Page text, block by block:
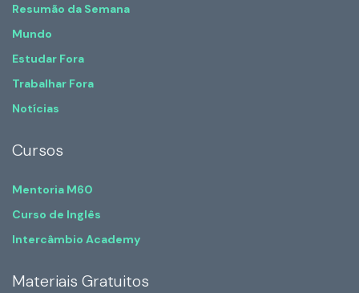
Resumão da Semana
Mundo
Estudar Fora
Trabalhar Fora
Notícias
Cursos
Mentoria M60
Curso de Inglês
Intercâmbio Academy
Materiais Gratuitos